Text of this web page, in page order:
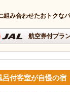
組み合わせたおトクな
航空券付プラ
付客室が自慢の宿